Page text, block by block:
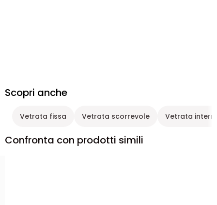
Scopri anche
Vetrata fissa Vetrata scorrevole Vetrata
Confronta con prodotti simili